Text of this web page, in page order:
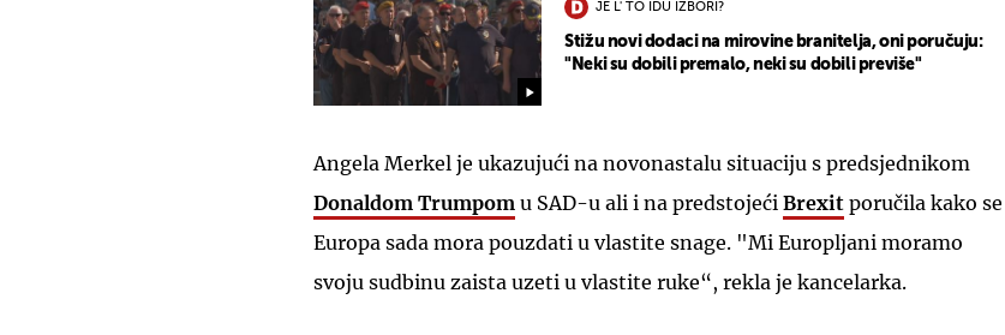
JE L' TO IDU IZBORI?
Stižu novi dodaci na mirovine branitelja, oni poručuju:
"Neki su dobili premalo, neki su dobili previše"
Angela Merkel je ukazujući na novonastalu situaciju s predsjednikom
Donaldom Trumpom u SAD-u ali i na predstojeći Brexit poručila kako se
Europa sada mora pouzdati u vlastite snage. "Mi Europljani moramo
svoju sudbinu zaista uzeti u vlastite ruke“, rekla je kancelarka.
UKLJUČITE NOTIFIKACIJE